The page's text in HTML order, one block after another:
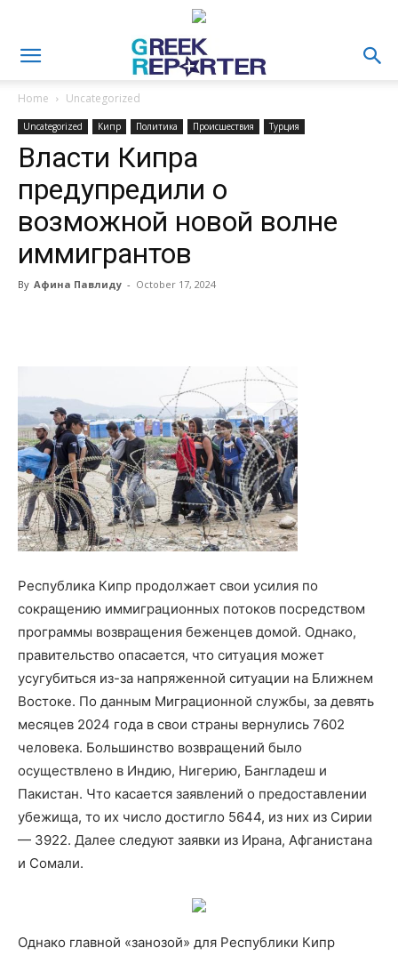
Home Uncategorized
Uncategorized Кипр Политика Происшествия Турция
Власти Кипра
предупредили о
возможной новой волне
иммигрантов
By Афина Павлиду - October 17, 2024
Республика Кипр продолжает свои усилия по
сокращению иммиграционных потоков посредством
программы возвращения беженцев домой. Однако,
правительство опасается, что ситуация может
усугубиться из-за напряженной ситуации на Ближнем
Востоке. По данным Миграционной службы, за девять
месяцев 2024 года в свои страны вернулись 7602
человека. Большинство возвращений было
осуществлено в Индию, Нигерию, Бангладеш и
Пакистан. Что касается заявлений о предоставлении
убежища, то их число достигло 5644, из них из Сирии
— 3922. Далее следуют заявки из Ирана, Афганистана
и Сомали.
Однако главной «занозой» для Республики Кипр